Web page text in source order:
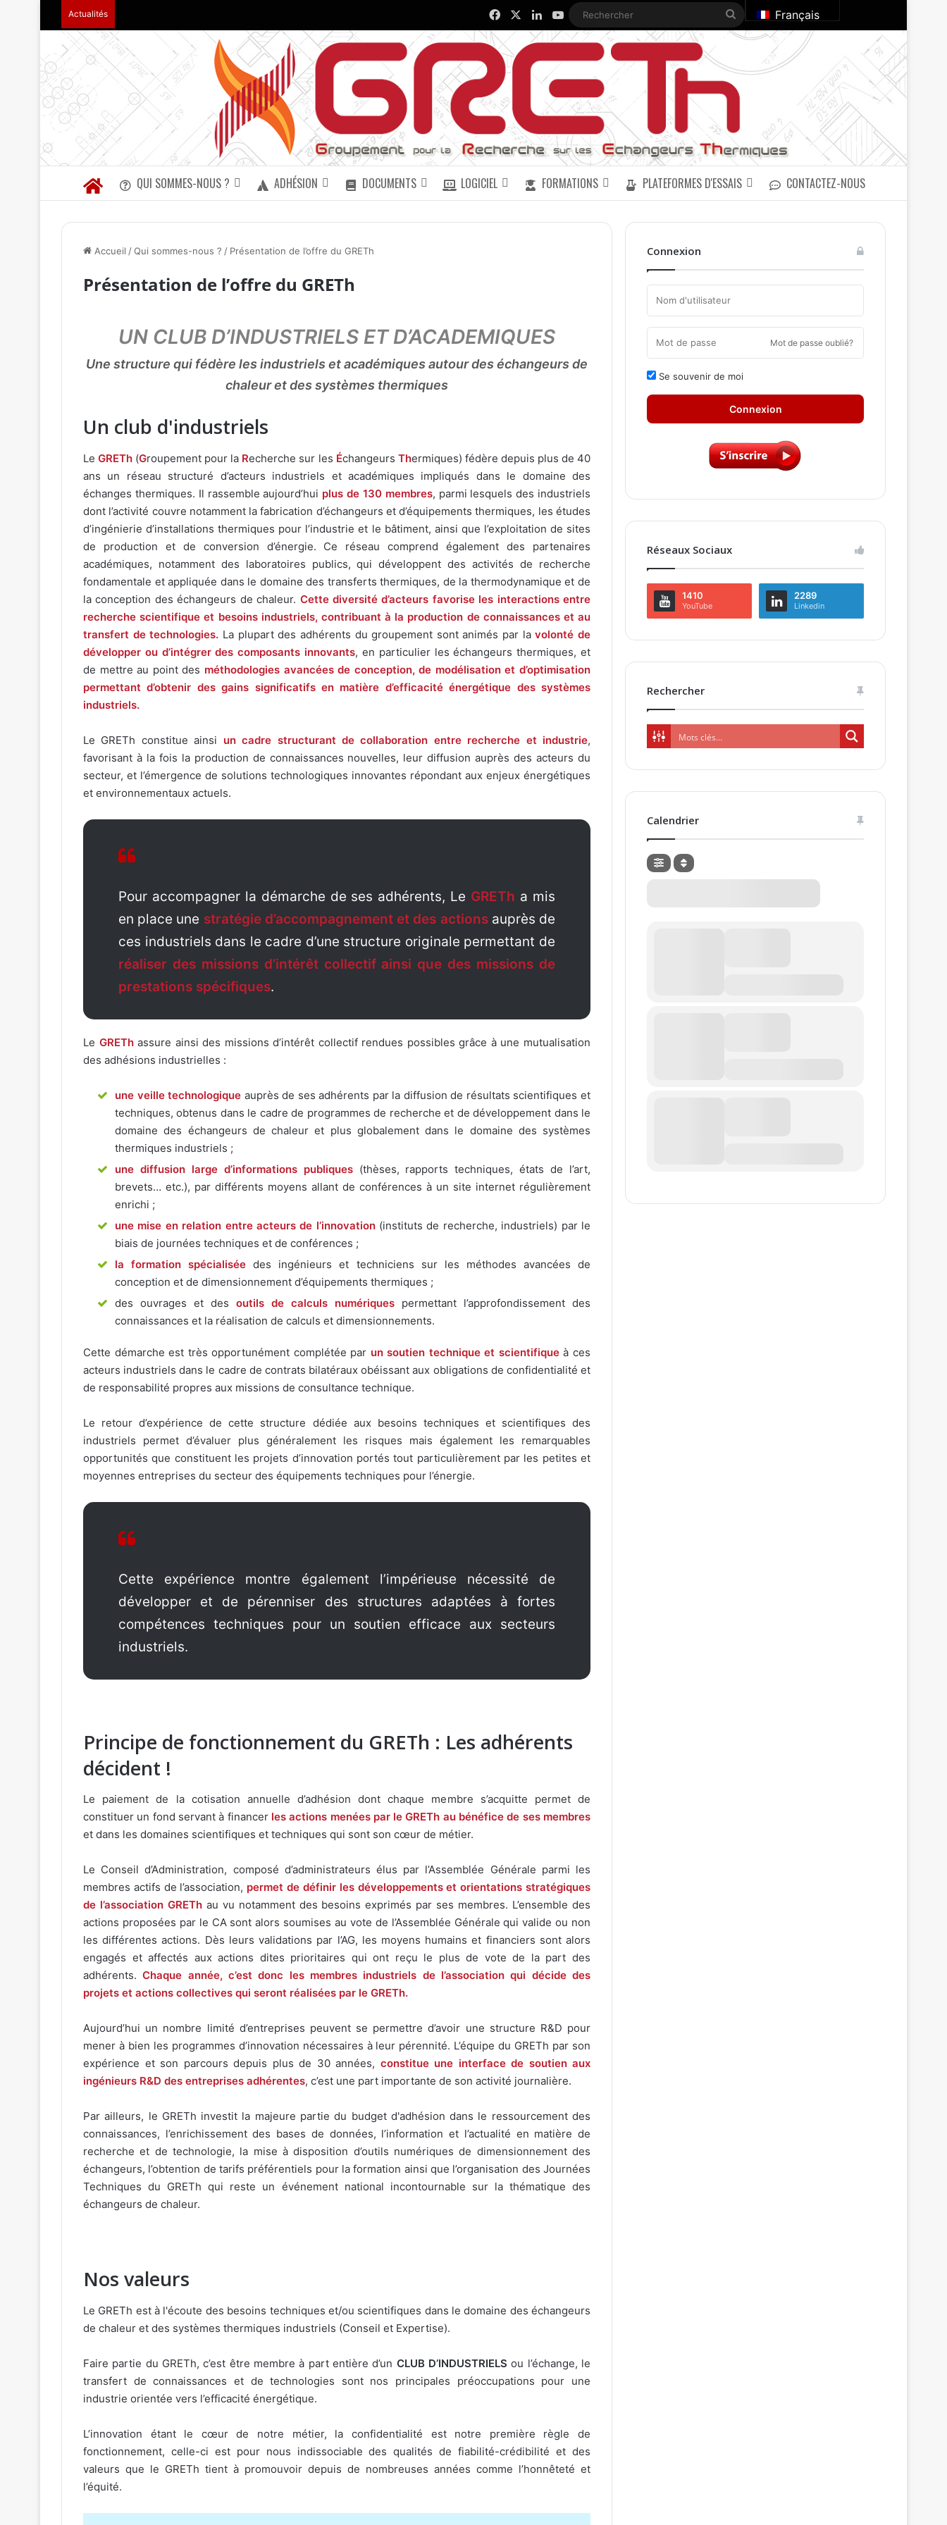
Actualités FacebookLinkedinYouTube RechercherFrançais
QUI SOMMES-NOUS ? ADHÉSION DOCUMENTS LOGICIEL FORMATIONS PLATEFORMES D'ESSAIS CONTACTEZ-NOUS
Accueil /Qui sommes-nous ? / Présentation de l’offre du GRETh
Présentation de l’offre du GRETh
UN CLUB D’INDUSTRIELS ET D’ACADEMIQUES
Une structure qui fédère les industriels et académiques autour des échangeurs de
chaleur et des systèmes thermiques
Un club d'industriels
LeGRETh (Groupement pour la Recherche sur les Échangeurs Thermiques) fédère depuis plus de 40
ans un réseau structuré d’acteurs industriels et académiques impliqués dans le domaine des
échanges thermiques. Il rassemble aujourd’hui plus de 130 membres, parmi lesquels des industriels
dont l’activité couvre notamment la fabrication d’échangeurs et d’équipements thermiques, les études
d’ingénierie d’installations thermiques pour l’industrie et le bâtiment, ainsi que l’exploitation de sites
de production et de conversion d’énergie. Ce réseau comprend également des partenaires
académiques, notamment des laboratoires publics, qui développent des activités de recherche
fondamentale et appliquée dans le domaine des transferts thermiques, de la thermodynamique et de
la conception des échangeurs de chaleur. Cette diversité d’acteurs favorise les interactions entre
recherche scientifique et besoins industriels, contribuant à la production de connaissances et au
transfert de technologies. La plupart des adhérents du groupement sont animés par lavolonté de
développer ou d’intégrer des composants innovants, en particulier les échangeurs thermiques, et
de mettre au point des méthodologies avancées de conception, de modélisation et d’optimisation
permettant d’obtenir des gains significatifs en matière d’efficacité énergétique des systèmes
industriels.
Le GRETh constitue ainsi un cadre structurant de collaboration entre recherche et industrie,
favorisant à la fois la production de connaissances nouvelles, leur diffusion auprès des acteurs du
secteur, et l’émergence de solutions technologiques innovantes répondant aux enjeux énergétiques
et environnementaux actuels.
Pour accompagner la démarche de ses adhérents, Le GRETh a mis
en place une stratégie d’accompagnement et des actionsauprès de
ces industriels dans le cadre d’une structure originale permettant de
réaliser des missions d’intérêt collectif ainsi que des missions de
prestations spécifiques.
Le GREThassure ainsi des missions d’intérêt collectif rendues possibles grâce à une mutualisation
des adhésions industrielles :
une veille technologique auprès de ses adhérents par la diffusion de résultats scientifiques et
techniques, obtenus dans le cadre de programmes de recherche et de développement dans le
domaine des échangeurs de chaleur et plus globalement dans le domaine des systèmes
thermiques industriels ;
une diffusion large d’informations publiques(thèses, rapports techniques, états de l’art,
brevets… etc.), par différents moyens allant de conférences à un site internet régulièrement
enrichi ;
une mise en relation entre acteurs de l’innovation(instituts de recherche, industriels) par le
biais de journées techniques et de conférences ;
la formation spécialisée des ingénieurs et techniciens sur les méthodes avancées de
conception et de dimensionnement d’équipements thermiques ;
des ouvrages et des outils de calculs numériques permettant l’approfondissement des
connaissances et la réalisation de calculs et dimensionnements.
Cette démarche est très opportunément complétée par un soutien technique et scientifiqueà ces
acteurs industriels dans le cadre de contrats bilatéraux obéissant aux obligations de confidentialité et
de responsabilité propres aux missions de consultance technique.
Le retour d’expérience de cette structure dédiée aux besoins techniques et scientifiques des
industriels permet d’évaluer plus généralement les risques mais également les remarquables
opportunités que constituent les projets d’innovation portés tout particulièrement par les petites et
moyennes entreprises du secteur des équipements techniques pour l’énergie.
Cette expérience montre également l’impérieuse nécessité de
développer et de pérenniser des structures adaptées à fortes
compétences techniques pour un soutien efficace aux secteurs
industriels.
Principe de fonctionnement du GRETh : Les adhérents
décident !
Le paiement de la cotisation annuelle d’adhésion dont chaque membre s’acquitte permet de
constituer un fond servant à financer les actions menées par le GRETh au bénéfice de ses membres
et dans les domaines scientifiques et techniques qui sont son cœur de métier.
Le Conseil d’Administration, composé d’administrateurs élus par l’Assemblée Générale parmi les
membres actifs de l’association, permet de définir les développements et orientations stratégiques
de l’association GREThau vu notamment des besoins exprimés par ses membres. L’ensemble des
actions proposées par le CA sont alors soumises au vote de l’Assemblée Générale qui valide ou non
les différentes actions. Dès leurs validations par l’AG, les moyens humains et financiers sont alors
engagés et affectés aux actions dites prioritaires qui ont reçu le plus de vote de la part des
adhérents.Chaque année, c’est donc les membres industriels de l’association qui décide des
projets et actions collectives qui seront réalisées par le GRETh.
Aujourd’hui un nombre limité d’entreprises peuvent se permettre d’avoir une structure R&D pour
mener à bien les programmes d’innovation nécessaires à leur pérennité. L’équipe du GRETh par son
expérience et son parcours depuis plus de 30 années, constitue une interface de soutien aux
ingénieurs R&D des entreprises adhérentes, c’est une part importante de son activité journalière.
Par ailleurs, le GRETh investit la majeure partie du budget d'adhésion dans le ressourcement des
connaissances, l’enrichissement des bases de données, l’information et l’actualité en matière de
recherche et de technologie, la mise à disposition d’outils numériques de dimensionnement des
échangeurs, l’obtention de tarifs préférentiels pour la formation ainsi que l’organisation des Journées
Techniques du GRETh qui reste un événement national incontournable sur la thématique des
échangeurs de chaleur.
Nos valeurs
Le GRETh est à l'écoute des besoins techniques et/ou scientifiques dans le domaine des échangeurs
de chaleur et des systèmes thermiques industriels (Conseil et Expertise).
Faire partie du GRETh, c’est être membre à part entière d’un CLUB D’INDUSTRIELS ou l’échange, le
transfert de connaissances et de technologies sont nos principales préoccupations pour une
industrie orientée vers l’efficacité énergétique.
L’innovation étant le cœur de notre métier, la confidentialité est notre première règle de
fonctionnement, celle-ci est pour nous indissociable des qualités de fiabilité-crédibilité et des
valeurs que le GRETh tient à promouvoir depuis de nombreuses années comme l’honnêteté et
l’équité.
Connexion
Mot de passe oublié?
Se souvenir de moi
Connexion
Réseaux Sociaux
1410
YouTube
2289
Linkedin
Rechercher
Calendrier